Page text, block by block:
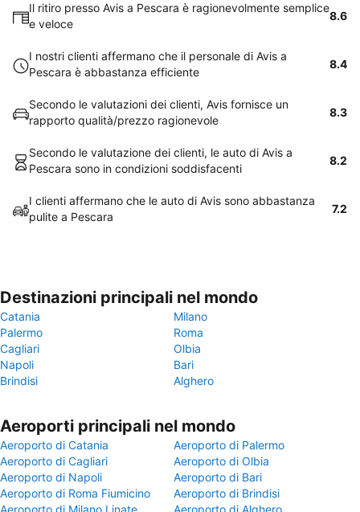
Il ritiro presso Avis a Pescara è ragionevolmente semplice
e veloce
8.6
I nostri clienti affermano che il personale di Avis a
Pescara è abbastanza efficiente
8.4
Secondo le valutazioni dei clienti, Avis fornisce un
rapporto qualità/prezzo ragionevole
8.3
Secondo le valutazione dei clienti, le auto di Avis a
Pescara sono in condizioni soddisfacenti
8.2
I clienti affermano che le auto di Avis sono abbastanza
pulite a Pescara
7.2
Destinazioni principali nel mondo
Catania
Milano
Palermo
Roma
Cagliari
Olbia
Napoli
Bari
Brindisi
Alghero
Aeroporti principali nel mondo
Aeroporto di Catania
Aeroporto di Palermo
Aeroporto di Cagliari
Aeroporto di Olbia
Aeroporto di Napoli
Aeroporto di Bari
Aeroporto di Roma Fiumicino
Aeroporto di Brindisi
Aeroporto di Milano Linate
Aeroporto di Alghero